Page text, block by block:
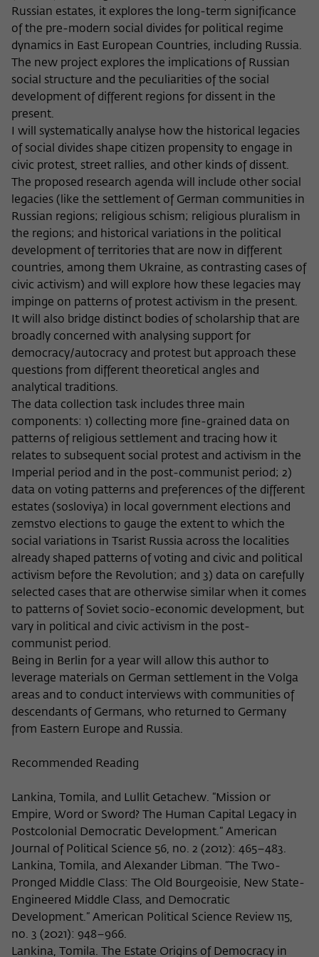
Russian estates, it explores the long-term significance
of the pre-modern social divides for political regime
dynamics in East European Countries, including Russia.
The new project explores the implications of Russian
social structure and the peculiarities of the social
development of different regions for dissent in the
present.
I will systematically analyse how the historical legacies
of social divides shape citizen propensity to engage in
civic protest, street rallies, and other kinds of dissent.
The proposed research agenda will include other social
legacies (like the settlement of German communities in
Russian regions; religious schism; religious pluralism in
the regions; and historical variations in the political
development of territories that are now in different
countries, among them Ukraine, as contrasting cases of
civic activism) and will explore how these legacies may
impinge on patterns of protest activism in the present.
It will also bridge distinct bodies of scholarship that are
broadly concerned with analysing support for
democracy/autocracy and protest but approach these
questions from different theoretical angles and
analytical traditions.
The data collection task includes three main
components: 1) collecting more fine-grained data on
patterns of religious settlement and tracing how it
relates to subsequent social protest and activism in the
Imperial period and in the post-communist period; 2)
data on voting patterns and preferences of the different
estates (sosloviya) in local government elections and
zemstvo elections to gauge the extent to which the
social variations in Tsarist Russia across the localities
already shaped patterns of voting and civic and political
activism before the Revolution; and 3) data on carefully
selected cases that are otherwise similar when it comes
to patterns of Soviet socio-economic development, but
vary in political and civic activism in the post-
communist period.
Being in Berlin for a year will allow this author to
leverage materials on German settlement in the Volga
areas and to conduct interviews with communities of
descendants of Germans, who returned to Germany
from Eastern Europe and Russia.
Recommended Reading
Lankina, Tomila, and Lullit Getachew. “Mission or
Empire, Word or Sword? The Human Capital Legacy in
Postcolonial Democratic Development.” American
Journal of Political Science 56, no. 2 (2012): 465–483.
Lankina, Tomila, and Alexander Libman. “The Two-
Pronged Middle Class: The Old Bourgeoisie, New State-
Engineered Middle Class, and Democratic
Development.” American Political Science Review 115,
no. 3 (2021): 948–966.
Lankina, Tomila. The Estate Origins of Democracy in
Zweck
der/die Besucher:in durch eine Verlinkung
auf wiko-berlin.de weitergeleitet wurde.
Name _pk_ses
Anbieter Matomo
Laufzeit 30 Minuten
Zweck
Dieses kurzlebige Cookie wird dazu
verwendet, vorübergehend Daten über
den aktuellen Aufenthalt des Besuchs auf
der Webseite des Wissenschaftskollegs
zu speichern.
können